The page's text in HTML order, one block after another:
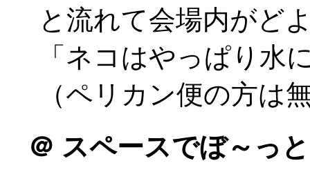
と流れて会場内がど
「ネコはやっぱり水
（ペリカン便の方は
＠ スペースでぼ～っ